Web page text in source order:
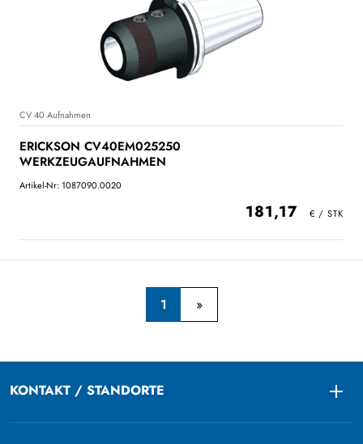
CV 40 Aufnahmen
ERICKSON CV40EM025250
WERKZEUGAUFNAHMEN
Artikel-Nr: 1087090.0020
181,17
1
KONTAKT / STANDORTE